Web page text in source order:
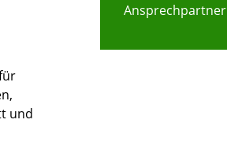
und
Ansprechpartner